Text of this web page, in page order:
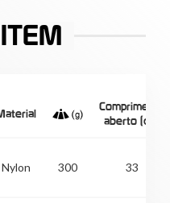
Comprimento
aberto (cm)
Nylon 300 33